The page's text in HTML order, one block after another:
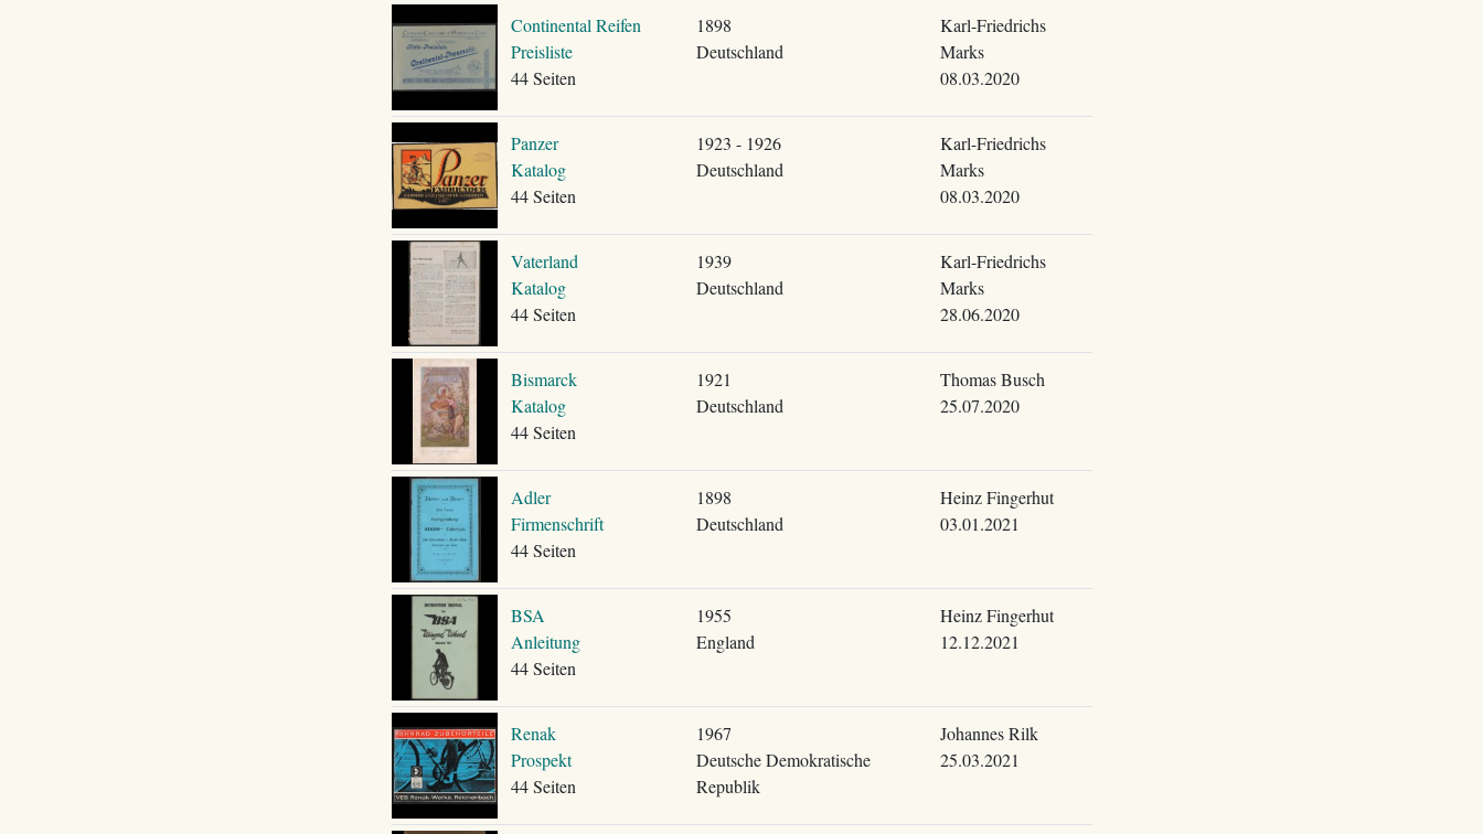
Continental Reifen
Preisliste
44 Seiten
1898
Deutschland
Karl-Friedrichs
Marks
08.03.2020
Panzer
Katalog
44 Seiten
1923 - 1926
Deutschland
Karl-Friedrichs
Marks
08.03.2020
Vaterland
Katalog
44 Seiten
1939
Deutschland
Karl-Friedrichs
Marks
28.06.2020
Bismarck
Katalog
44 Seiten
1921
Deutschland
Thomas Busch
25.07.2020
Adler
Firmenschrift
44 Seiten
1898
Deutschland
Heinz Fingerhut
03.01.2021
BSA
Anleitung
44 Seiten
1955
England
Heinz Fingerhut
12.12.2021
Renak
Prospekt
44 Seiten
1967
Deutsche Demokratische
Republik
Johannes Rilk
25.03.2021